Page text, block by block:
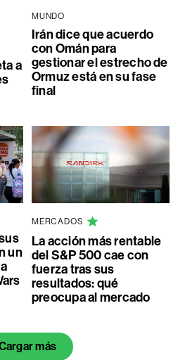
a
MUNDO
Irán dice que acuerdo
con Omán para
gestionar el estrecho de
Ormuz está en su fase
final
un
MERCADOS
La acción más rentable
del S&P 500 cae con
fuerza tras sus
resultados: qué
preocupa al mercado
más